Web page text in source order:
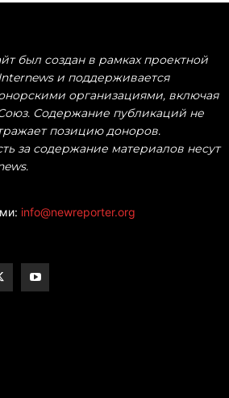
был создан в рамках проектной
и поддерживается
организациями, включая
Содержание публикаций не
позицию доноров.
за содержание материалов несут
info@newreporter.org